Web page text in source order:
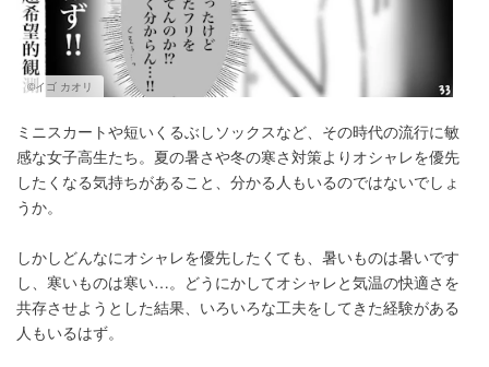
©イゴ カオリ
ミニスカートや短いくるぶしソックスなど、その時代の流行に敏
感な女子高生たち。夏の暑さや冬の寒さ対策よりオシャレを優先
したくなる気持ちがあること、分かる人もいるのではないでしょ
うか。
しかしどんなにオシャレを優先したくても、暑いものは暑いです
し、寒いものは寒い…。どうにかしてオシャレと気温の快適さを
共存させようとした結果、いろいろな工夫をしてきた経験がある
人もいるはず。